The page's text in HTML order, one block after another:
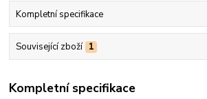
Kompletní specifikace
Související zboží 1
Kompletní specifikace